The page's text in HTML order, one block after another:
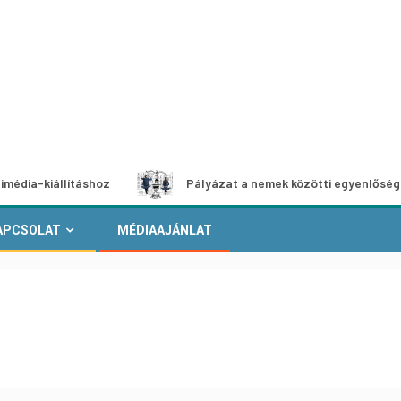
Pályázat a nemek közötti egyenlőség európai
MÉDIAAJÁNLAT